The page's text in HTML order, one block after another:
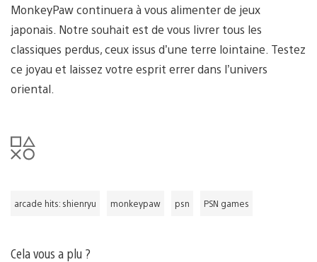
MonkeyPaw continuera à vous alimenter de jeux
japonais. Notre souhait est de vous livrer tous les
classiques perdus, ceux issus d’une terre lointaine. Testez
ce joyau et laissez votre esprit errer dans l’univers
oriental.
arcade hits: shienryu monkeypaw psn PSN games
Cela vous a plu ?